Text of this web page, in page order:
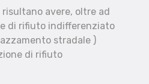
avere, oltre ad
di rifiuto indifferenziato
stradale )
di rifiuto